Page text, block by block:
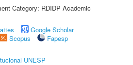
Category: RDIDP Academic
Google Scholar
Scopus
Fapesp
UNESP